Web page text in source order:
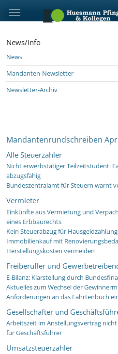
News/Info
News
Mandanten-Newsletter
Newsletter-Archiv
Mandantenrundschreiben
Alle Steuerzahler
Nicht erwerbstätiger Teilzeitstudent:
abzugsfähig
Bundeszentralamt für Steuern warnt
Vermieter
Einkünfte aus Vermietung und
eines Erbbaurechts
Kein Steuerabzug für
Immobilienkauf mit
Herstellungskosten vermeiden
Freiberufler und
E-Bilanz: Klarstellung durch
Aktuelles zum Wechsel der
Anforderungen an das Fahrtenbuch
Gesellschafter und
Arbeitszeit im Anstellungsvertrag
für Geschäftsführer
Umsatzsteuerzahler